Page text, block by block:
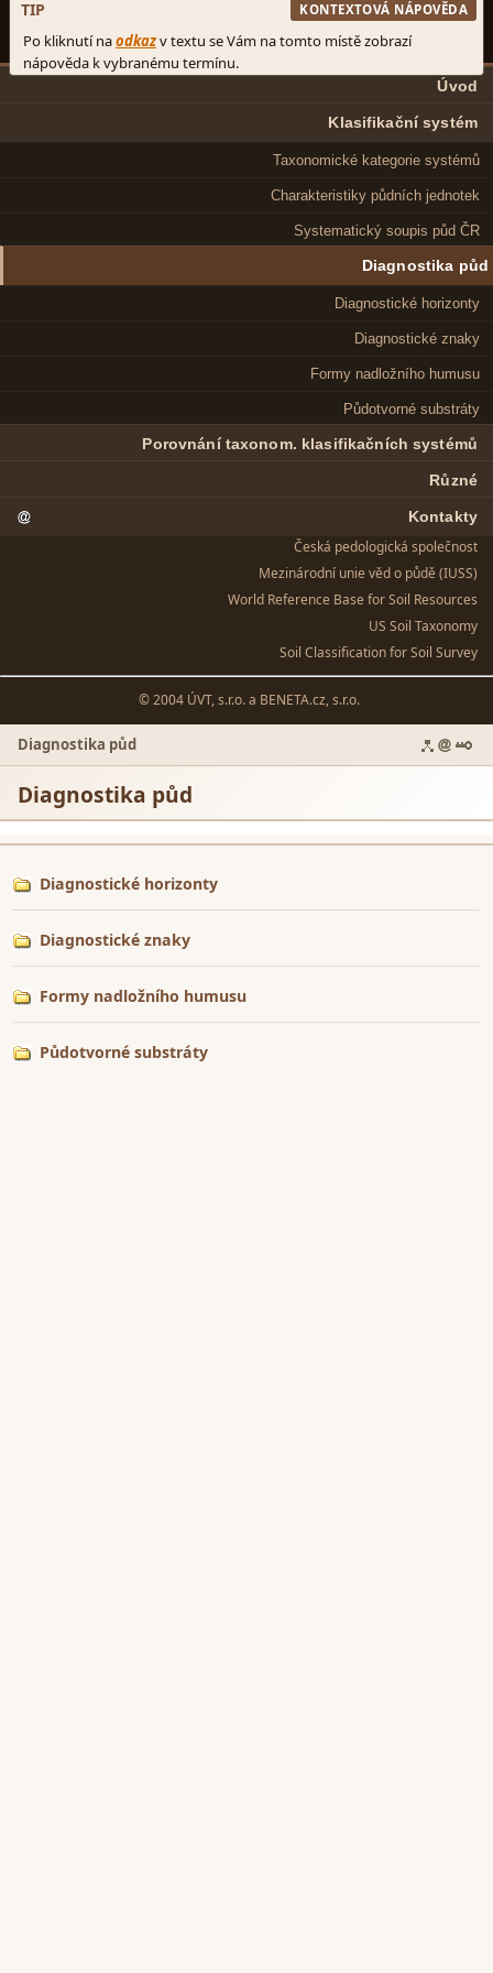
Úvod
Klasifikační systém
Taxonomické kategorie systémů
Charakteristiky půdních jednotek
Systematický soupis půd ČR
Diagnostika půd
Diagnostické horizonty
Diagnostické znaky
Formy nadložního humusu
Půdotvorné substráty
Porovnání taxonom. klasifikačních systémů
Různé
Kontakty
Česká pedologická společnost
Mezinárodní unie věd o půdě (IUSS)
World Reference Base for Soil Resources
US Soil Taxonomy
Soil Classification for Soil Survey
© 2004 ÚVT, s.r.o. a BENETA.cz, s.r.o.
Diagnostika půd
Diagnostika půd